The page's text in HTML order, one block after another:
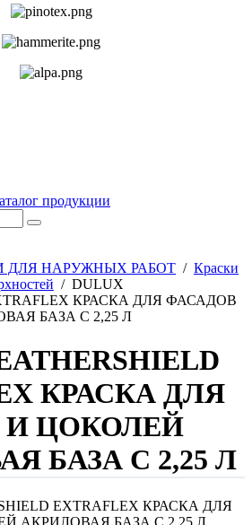
продукции
ДЛЯ НАРУЖНЫХ РАБОТ / Краски
/ DULUX
КРАСКА ДЛЯ ФАСАДОВ
БАЗА С 2,25 Л
КРАСКА ДЛЯ
И ЦОКОЛЕЙ
БАЗА С 2,25 Л